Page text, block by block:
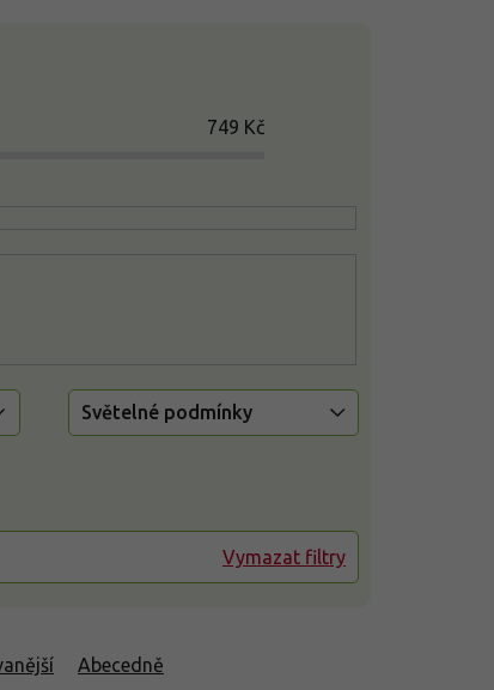
Abecedně
749 Kč
Světelné podmínky
Vymazat filtry